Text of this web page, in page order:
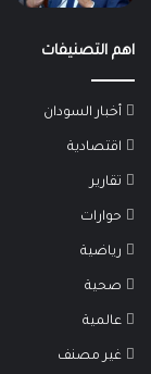
اهم التصنيفات
أخبار السودان
اقتصادية
تقارير
حوارات
رياضية
صحية
عالمية
غير مصنف